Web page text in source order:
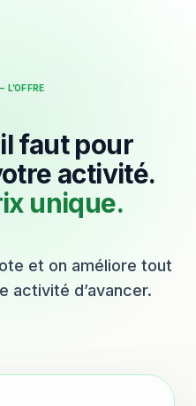
faut pour
activité.
unique.
et on améliore tout
activité d’avancer.